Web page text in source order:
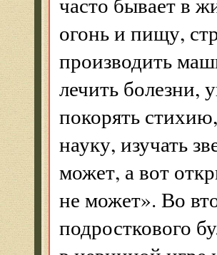
огонь и пищу,
производить
лечить болезни,
покорять
науку, изучать
может, а вот
не может». Во
подросткового